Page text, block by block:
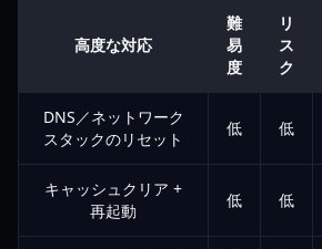
高度な対応
難
易
度
リ
ス
ク
DNS／ネットワーク
スタックのリセット
低 低
キャッシュクリア +
再起動
低 低